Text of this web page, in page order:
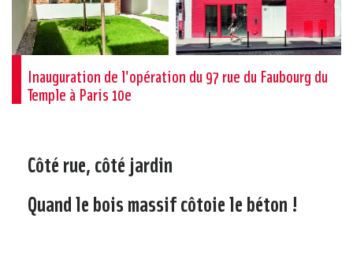
Inauguration de l'opération du 97 rue du Faubourg du
Temple à Paris 10e
Côté rue, côté jardin
Quand le bois massif côtoie le béton !